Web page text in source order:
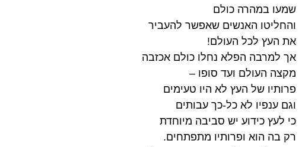
שמעו במהרה כולם
והחליטו האנשים שאפשר להעביר
את העץ לכל העולם!
אך למרבה הפלא נחלו כולם אכזבה
מקצה העולם ועד סופו –
פרותיו של העץ לא היו טעימים
וגם ענפיו לא כל-כך עבותים
כי לעץ כידוע יש סביבה מיוחדת
רק בה הוא ופרותיו מתפתחים.